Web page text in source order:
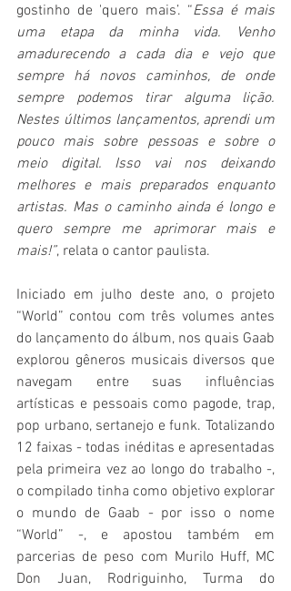
gostinho de 'quero mais’. “Essa é mais
uma etapa da minha vida. Venho
amadurecendo a cada dia e vejo que
sempre há novos caminhos, de onde
sempre podemos tirar alguma lição.
Nestes últimos lançamentos, aprendi um
pouco mais sobre pessoas e sobre o
meio digital. Isso vai nos deixando
melhores e mais preparados enquanto
artistas. Mas o caminho ainda é longo e
quero sempre me aprimorar mais e
mais!”, relata o cantor paulista.
Iniciado em julho deste ano, o projeto
“World” contou com três volumes antes
do lançamento do álbum, nos quais Gaab
explorou gêneros musicais diversos que
navegam entre suas influências
artísticas e pessoais como pagode, trap,
pop urbano, sertanejo e funk. Totalizando
12 faixas - todas inéditas e apresentadas
pela primeira vez ao longo do trabalho -,
o compilado tinha como objetivo explorar
o mundo de Gaab - por isso o nome
“World” -, e apostou também em
parcerias de peso com Murilo Huff, MC
Don Juan, Rodriguinho, Turma do